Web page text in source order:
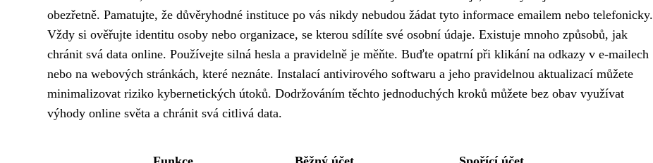
obezřetně. Pamatujte, že důvěryhodné instituce po vás nikdy nebudou žádat tyto informace emailem nebo telefonicky.
Vždy si ověřujte identitu osoby nebo organizace, se kterou sdílíte své osobní údaje. Existuje mnoho způsobů, jak
chránit svá data online. Používejte silná hesla a pravidelně je měňte. Buďte opatrní při klikání na odkazy v e-mailech
nebo na webových stránkách, které neznáte. Instalací antivirového softwaru a jeho pravidelnou aktualizací můžete
minimalizovat riziko kybernetických útoků. Dodržováním těchto jednoduchých kroků můžete bez obav využívat
výhody online světa a chránit svá citlivá data.